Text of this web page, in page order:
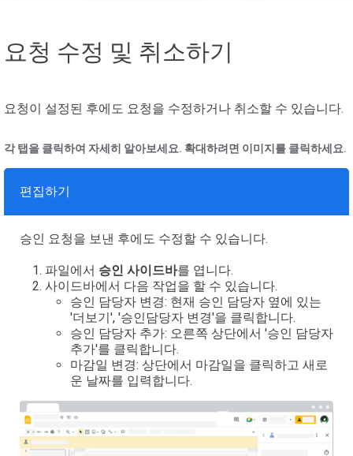
요청 수정 및 취소하기
요청이 설정된 후에도 요청을 수정하거나 취소할 수 있습니다.
각 탭을 클릭하여 자세히 알아보세요. 확대하려면 이미지를 클릭하세요.
편집하기
승인 요청을 보낸 후에도 수정할 수 있습니다.
파일에서 승인 사이드바를 엽니다.
사이드바에서 다음 작업을 할 수 있습니다.
승인 담당자 변경: 현재 승인 담당자 옆에 있는
'더보기', '승인담당자 변경'을 클릭합니다.
승인 담당자 추가: 오른쪽 상단에서 '승인 담당자
추가'를 클릭합니다.
마감일 변경: 상단에서 마감일을 클릭하고 새로
운 날짜를 입력합니다.